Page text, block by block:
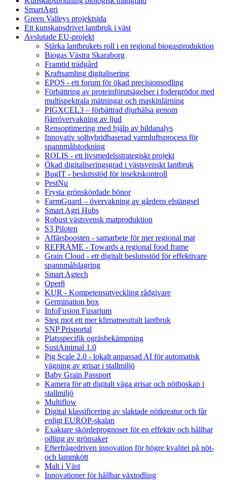
SmartAgri
Green Valleys projektsida
Ett kunskapsdrivet lantbruk i väst
Avslutade EU-projekt
Stärka lantbrukets roll i en regional biogasproduktion
Biogas Västra Skaraborg
Framtid trädgård
Kraftsamling digitalisering
EPOS - ett forum för ökad precisionsodling
Förbättring av proteinförutsägelser i fodergrödor med
multispektrala mätningar och maskinlärning
PIGXCEL3 – förbättrad djurhälsa genom
fjärrövervakning av ljud
Rensoptimering med hjälp av bildanalys
Innovativ solhybridbaserad varmluftsprocess för
spannmålstorkning
ROLIS - ett livsmedelsstrategiskt projekt
Ökad digitaliseringsgrad i västsvenskt lantbruk
BugIT - beslutsstöd för insektskontroll
PestNu
Frysta grönskördade bönor
FarmGuard – övervakning av gårdens elstängsel
Smart Agri Hubs
Robust västsvensk matproduktion
S3 Piloten
Affärsboosten - samarbete för mer regional mat
REFRAME - Towards a regional food frame
Grain Cloud - ett digitalt beslutsstöd för effektivare
spannmålslagring
Smart Agtech
Oper8
KUR - Kompetensutveckling rådgivare
Germination box
InfoFusion Fusarium
Steg mot ett mer klimatneutralt lantbruk
SNP Prisportal
Platsspecifik ogräsbekämpning
SustAinimal 1.0
Pig Scale 2.0 - lokalt anpassad AI för automatisk
vägning av grisar i stallmiljö
Baby Grain Passport
Kamera för att digitalt väga grisar och nötboskap i
stallmiljö
Multiflow
Digital klassificering av slaktade nötkreatur och får
enligt EUROP-skalan
Exaktare skördeprognoser för en effektiv och hållbar
odling av grönsaker
Efterfrågedriven innovation för högre kvalitet på nöt-
och lammkött
Malt i Väst
Innovationer för hållbar växtodling